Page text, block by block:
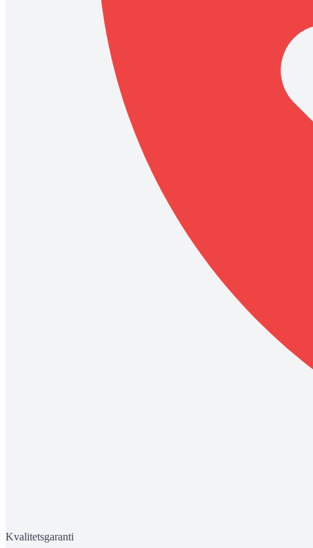
Kvalitetsgaranti